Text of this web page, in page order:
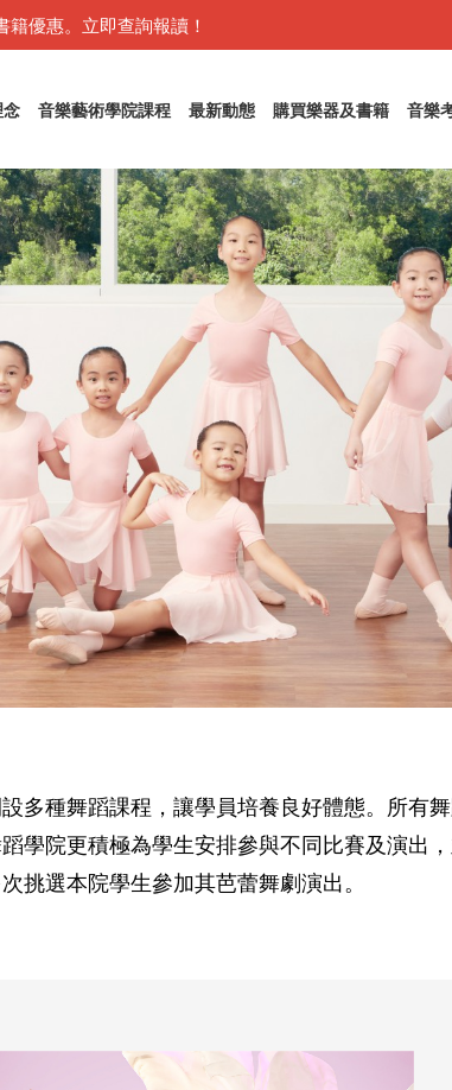
優惠。立即查詢報讀！
音樂藝術學院課程 最新動態 購買樂器及書籍 音樂
多種舞蹈課程，讓學員培養良好體態。所有
學院更積極為學生安排參與不同比賽及演出
挑選本院學生參加其芭蕾舞劇演出。